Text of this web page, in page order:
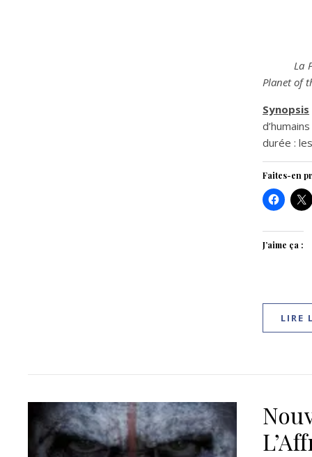
La
Planet of
Synopsis
durée :
Faites-en
J’aime ça :
LIRE